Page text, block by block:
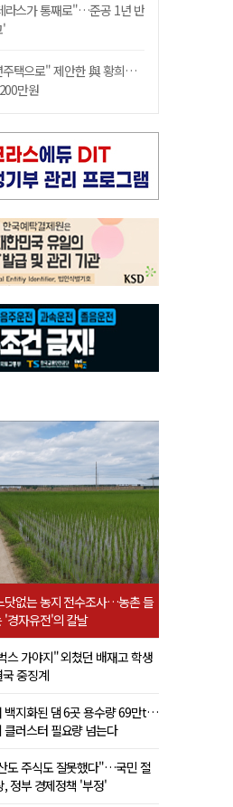
라스가 통째로"…준공 1년 반
'
주택으로" 제안한 與 황희…
만원
닷없는 농지 전수조사…농촌 들
'경자유전'의 칼날
스 가야지" 외쳤던 배재고 학생
중징계
백지화된 댐 6곳 용수량 69만t…
클러스터 필요량 넘는다
도 주식도 잘못했다"…국민 절
, 정부 경제정책 '부정'